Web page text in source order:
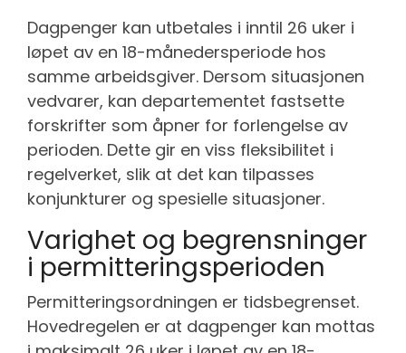
Dagpenger kan utbetales i inntil 26 uker i
løpet av en 18-månedersperiode hos
samme arbeidsgiver. Dersom situasjonen
vedvarer, kan departementet fastsette
forskrifter som åpner for forlengelse av
perioden. Dette gir en viss fleksibilitet i
regelverket, slik at det kan tilpasses
konjunkturer og spesielle situasjoner.
Varighet og begrensninger
i permitteringsperioden
Permitteringsordningen er tidsbegrenset.
Hovedregelen er at dagpenger kan mottas